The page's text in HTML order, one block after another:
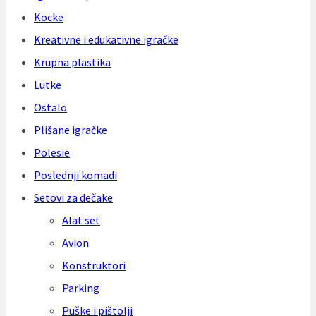
Kocke
Kreativne i edukativne igračke
Krupna plastika
Lutke
Ostalo
Plišane igračke
Polesie
Poslednji komadi
Setovi za dečake
Alat set
Avion
Konstruktori
Parking
Puške i pištolji